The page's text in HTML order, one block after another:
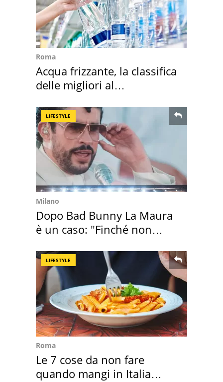
Roma
Acqua frizzante, la classifica
delle migliori al
LIFESTYLE
Milano
Dopo Bad Bunny La Maura
è un caso: "Finché non
LIFESTYLE
Roma
Le 7 cose da non fare
quando mangi in Italia